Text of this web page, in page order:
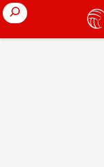
Search